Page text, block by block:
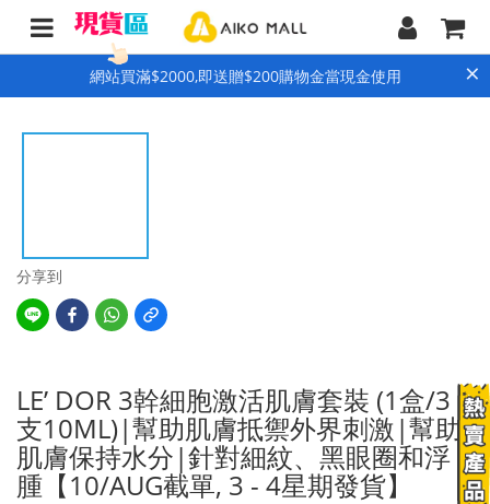
網站買滿$2000,即送贈$200購物金當現金使用 ×
分享到
LE’ DOR 3幹細胞激活肌膚套裝 (1盒/3
支10ML)|幫助肌膚抵禦外界刺激|幫助
肌膚保持水分|針對細紋、黑眼圈和浮
腫【10/AUG截單, 3 - 4星期發貨】